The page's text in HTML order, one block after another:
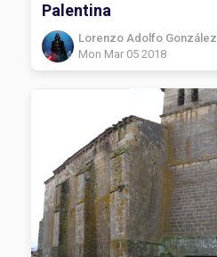
Palentina
Lorenzo Adolfo González
Mon Mar 05 2018